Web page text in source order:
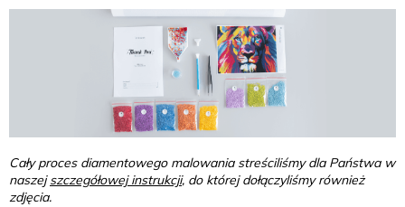
Cały proces diamentowego malowania streściliśmy dla Państwa w
naszejszczegółowej instrukcji, do której dołączyliśmy również
zdjęcia.